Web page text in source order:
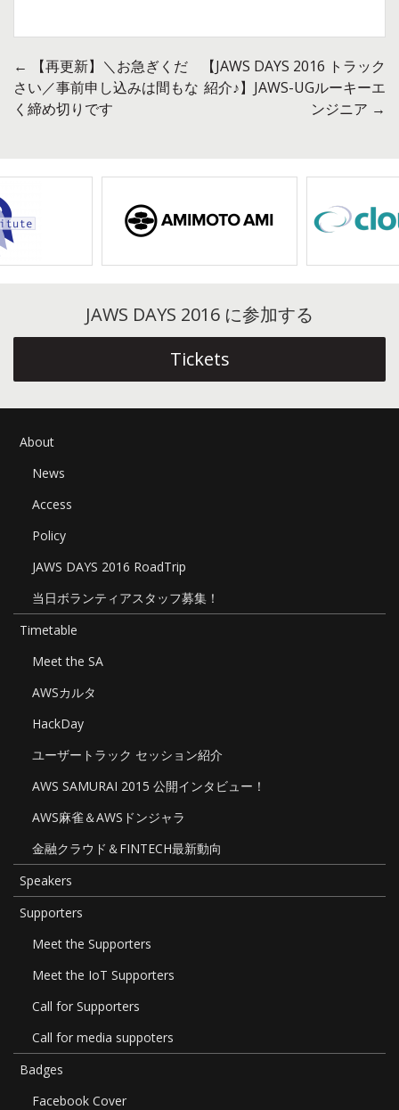
投
稿
ビ
ゲ
ー
ン
←
【再更新】＼お急ぎくだ
さい／事前申し込みは間もな
く締め切りです
【JAWS DAYS 2016 トラック
紹介♪】JAWS-UGルーキーエ
ンジニア →
JAWS DAYS 2016 に参加する
Tickets
About
News
Access
Policy
JAWS DAYS 2016 RoadTrip
当日ボランティアスタッフ募集！
Timetable
Meet the SA
AWSカルタ
HackDay
ユーザートラック セッション紹介
AWS SAMURAI 2015 公開インタビュー！
AWS麻雀＆AWSドンジャラ
金融クラウド＆FINTECH最新動向
Speakers
Supporters
Meet the Supporters
Meet the IoT Supporters
Call for Supporters
Call for media suppoters
Badges
Facebook Cover